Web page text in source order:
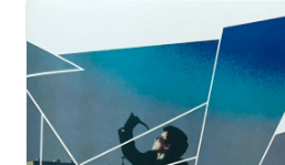
へ
ス
キ
ッ
プ
キ
ッ
プ